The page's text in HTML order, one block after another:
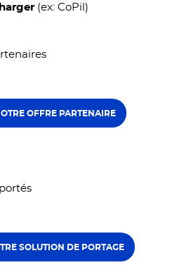
(ex: CoPil)
OFFRE PARTENAIRE
SOLUTION DE PORTAGE